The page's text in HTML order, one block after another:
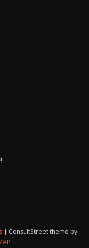
ConsultStreet theme by